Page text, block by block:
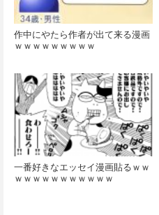
作中にやたら作者が出て来る漫画
ｗｗｗｗｗｗｗｗｗ
一番好きなエッセイ漫画貼るｗｗ
ｗｗｗｗｗｗｗｗｗｗｗ